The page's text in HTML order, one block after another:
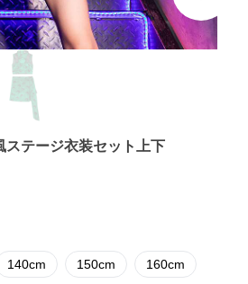
ステージ衣装セット上下
140cm 150cm 160cm